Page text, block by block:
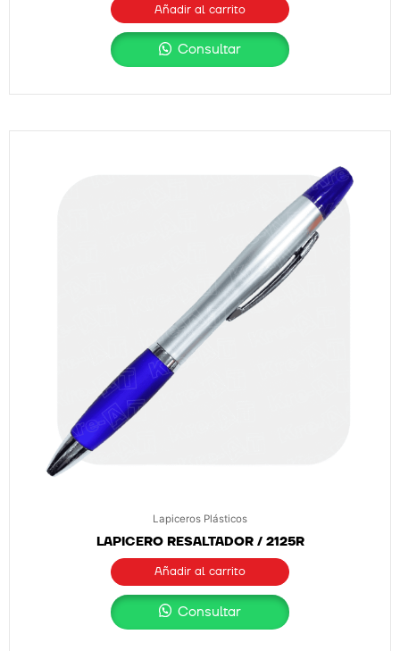
Añadir al carrito
Consultar
Lapiceros Plásticos
LAPICERO RESALTADOR / 2125R
Añadir al carrito
Consultar